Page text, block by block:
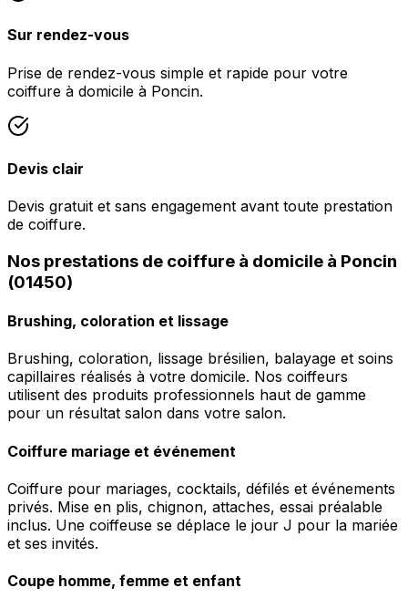
Sur rendez-vous
Prise de rendez-vous simple et rapide pour votre
coiffure à domicile à Poncin.
Devis clair
Devis gratuit et sans engagement avant toute prestation
de coiffure.
Nos prestations de coiffure à domicile à Poncin
(01450)
Brushing, coloration et lissage
Brushing, coloration, lissage brésilien, balayage et soins
capillaires réalisés à votre domicile. Nos coiffeurs
utilisent des produits professionnels haut de gamme
pour un résultat salon dans votre salon.
Coiffure mariage et événement
Coiffure pour mariages, cocktails, défilés et événements
privés. Mise en plis, chignon, attaches, essai préalable
inclus. Une coiffeuse se déplace le jour J pour la mariée
et ses invités.
Coupe homme, femme et enfant